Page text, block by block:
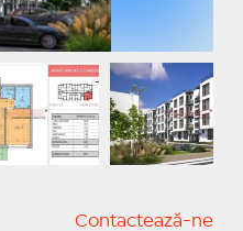
Contactează-ne